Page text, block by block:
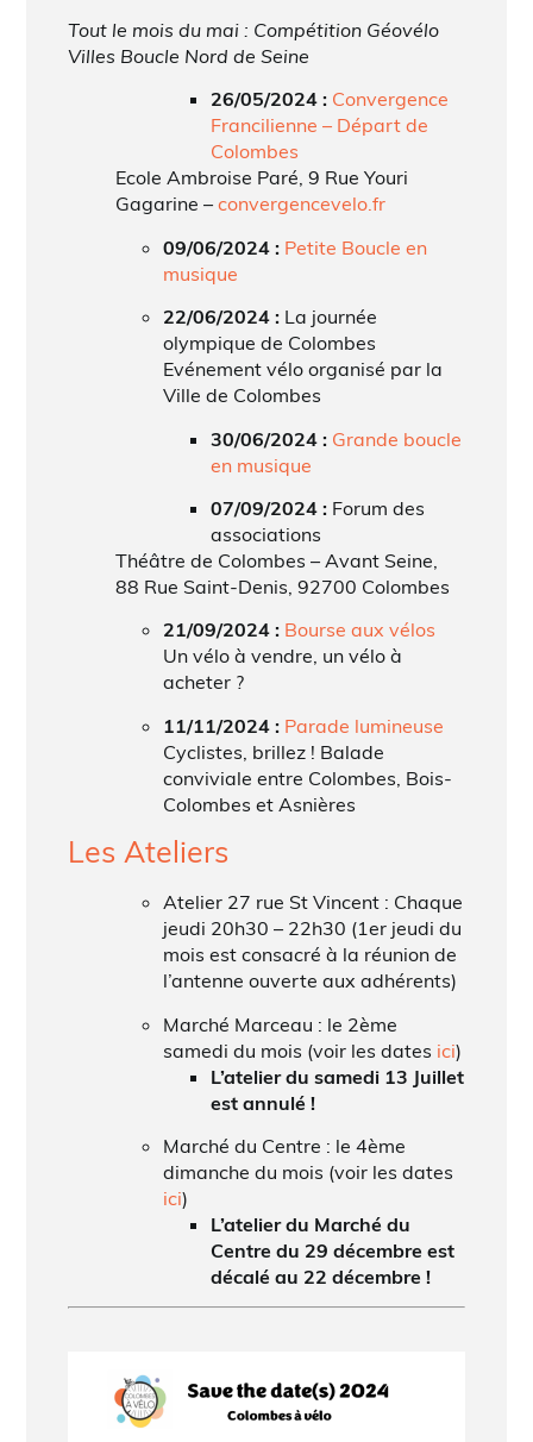
Tout le mois du mai : Compétition Géovélo
Villes Boucle Nord de Seine
26/05/2024 : Convergence
Francilienne – Départ de
Colombes
Ecole Ambroise Paré, 9 Rue Youri
Gagarine – convergencevelo.fr
09/06/2024 : Petite Boucle en
musique
22/06/2024 : La journée
olympique de Colombes
Evénement vélo organisé par la
Ville de Colombes
30/06/2024 : Grande boucle
en musique
07/09/2024 :Forum des
associations
Théâtre de Colombes – Avant Seine,
88 Rue Saint-Denis, 92700 Colombes
21/09/2024 : Bourse aux vélos
Un vélo à vendre, un vélo à
acheter ?
11/11/2024 : Parade lumineuse
Cyclistes, brillez ! Balade
conviviale entre Colombes, Bois-
Colombes et Asnières
Les Ateliers
Atelier 27 rue St Vincent : Chaque
jeudi 20h30 – 22h30 (1er jeudi du
mois est consacré à la réunion de
l’antenne ouverte aux adhérents)
Marché Marceau : le 2ème
samedi du mois (voir les dates ici)
L’atelier du samedi 13 Juillet
est annulé !
Marché du Centre : le 4ème
dimanche du mois (voir les dates
ici)
L’atelier du Marché du
Centre du 29 décembre est
décalé au 22 décembre !